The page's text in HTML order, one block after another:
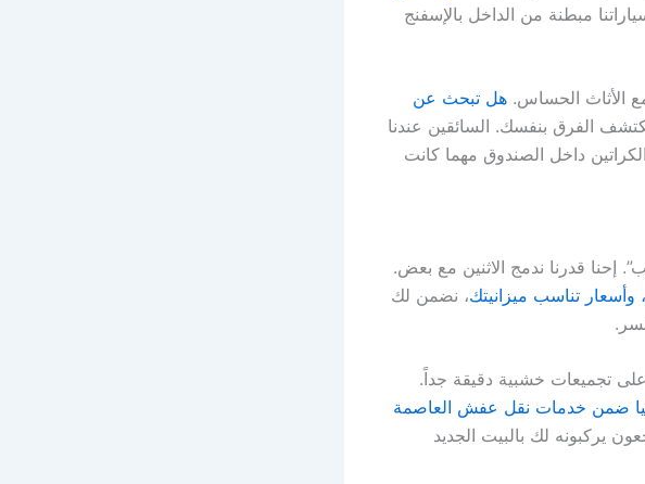
مبطنة من الداخل بالإسفنج
الأثاث الحساس. هل تبحث عن
الفرق بنفسك. السائقين عندنا
داخل الصندوق مهما كانت
إحنا قدرنا ندمج الاثنين مع بعض.
تناسب ميزانيتك، نضمن لك
على تجميعات خشبية دقيقة جداً.
ضمن خدمات نقل عفش العاصمة
يركبونه لك بالبيت الجديد